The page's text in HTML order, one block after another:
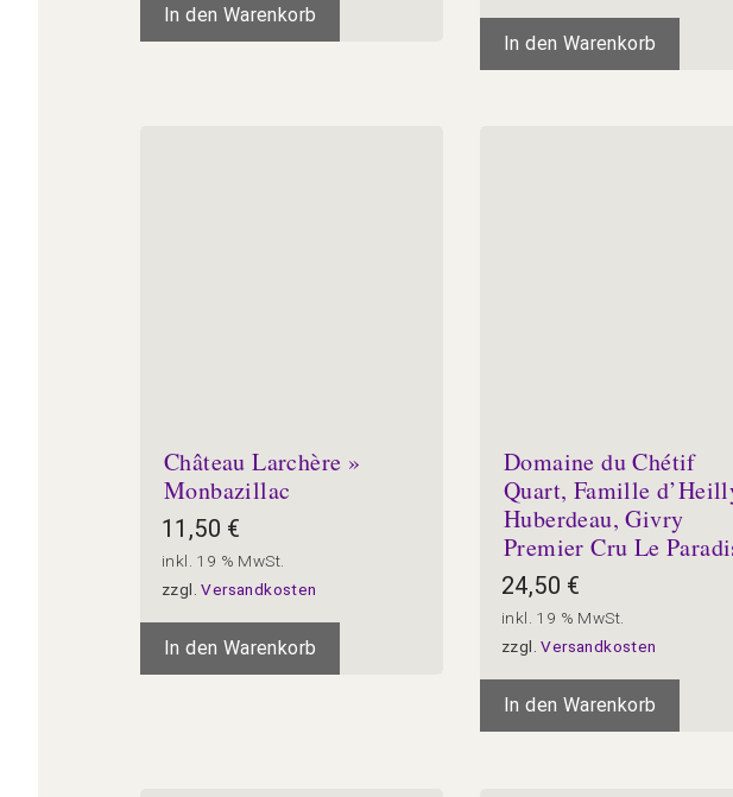
In den Warenkorb
In den Warenkorb
Château Larchère »
Monbazillac
11,50 €
inkl. 19 % MwSt.
zzgl.Versandkosten
In den Warenkorb
Domaine du Chétif
Quart, Famille
Huberdeau, Givry
Premier Cru Le
24,50 €
inkl. 19 % MwSt.
zzgl.Versandkosten
In den Warenkorb